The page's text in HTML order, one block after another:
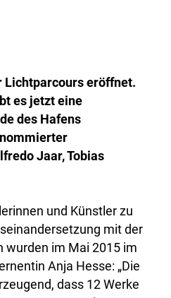
Lichtparcours eröffnet.
es jetzt eine
des Hafens
Jaar, Tobias
und Künstler zu
mit der
wurden im Mai 2015 im
Anja Hesse: „Die
dass 12 Werke